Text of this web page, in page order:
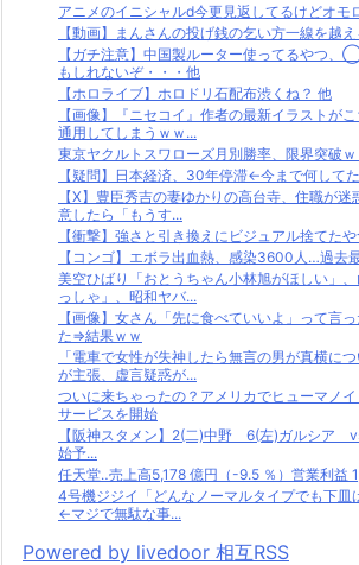
アニメのイニシャルd今更見返してるけどオモ
【動画】まんさんの投げ銭の乞い方一線を越え
【ガチ注意】中国製ルーター使ってるやつ
もしれないぞ・・・他
【ホロライブ】ホロドリ石配布渋くね？ 他
【画像】『ニセコイ』作者の最新イラストが
通用してしまうｗｗ...
東京ヤクルトスワローズ月別勝率、限界突破
【疑問】日本経済、30年停滞←今まで何して
【X】豊臣秀吉の妻ゆかりの高台寺、住職が
意したら「もうす...
【衝撃】強さと引き換えにビジュアル捨てた
【コンゴ】エボラ出血熱、感染3600人…過去
美空ひばり「おとうちゃん小林旭がほしい」
っしゃ」、昭和ヤバ...
【画像】女さん「先に食べていいよ」って言
た⇒結果ｗｗ
「電車で女性が失神したら無言の男が真横に
が主張、虚言疑惑が...
ついに来ちゃったの？アメリカでヒューマノ
サービスを開始
【阪神スタメン】2(二)中野 6(左)ガルシア
始予...
任天堂‥売上高5,178 億円（-9.5 ％）営業利益
4号機ジジイ「どんなノーマルタイプでも下皿
←マジで無駄な事...
Powered by livedoor 相互RSS